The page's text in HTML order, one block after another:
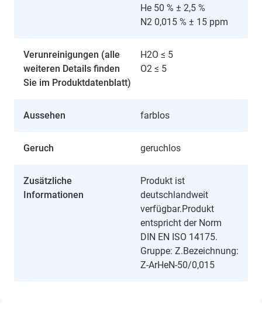
He 50 % ± 2,5 %
N2 0,015 % ± 15 ppm
Verunreinigungen (alle
weiteren Details finden
Sie im Produktdatenblatt)
H2O ≤ 5
O2 ≤ 5
Aussehen farblos
Geruch geruchlos
Zusätzliche
Informationen
Produkt ist
deutschlandweit
verfügbar.Produkt
entspricht der Norm
DIN EN ISO 14175.
Gruppe: Z.Bezeichnung:
Z-ArHeN-50/0,015